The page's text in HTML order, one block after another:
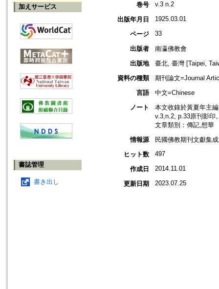
加えサービス
書誌管理
書き出し
巻号
v.3 n.2
出版年月日 1925.03.01
ページ 33
出版者
南瀛佛教會
出版地
臺北, 臺灣 [Taipei,
資料の種類
期刊論文=Journal
言語
中文=Chinese
ノート
本文收錄於黃夏年主
v.3,n.2, p.33原刊影印
文章類別：傳記,想華
情報源
民國佛教期刊文獻集
ヒット数
497
作成日 2014.11.01
更新日期 2023.07.25